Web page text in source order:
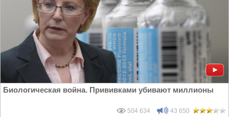
Биологическая война. Прививками убивают миллионы
504 634 43 650